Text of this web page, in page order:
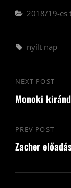
Categories
2018/19-es
Tags,
nyílt nap
Bejegyzés
navigáció
Previous
Post
PREV POST
Zacher
Next
Post
NEXT POST
Monoki